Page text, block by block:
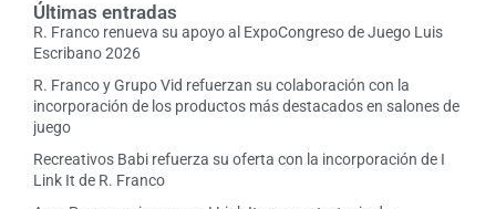
Últimas entradas
R. Franco renueva su apoyo al ExpoCongreso de Juego Luis
Escribano 2026
R. Franco y Grupo Vid refuerzan su colaboración con la
incorporación de los productos más destacados en salones de
juego
Recreativos Babi refuerza su oferta con la incorporación de I
Link It de R. Franco